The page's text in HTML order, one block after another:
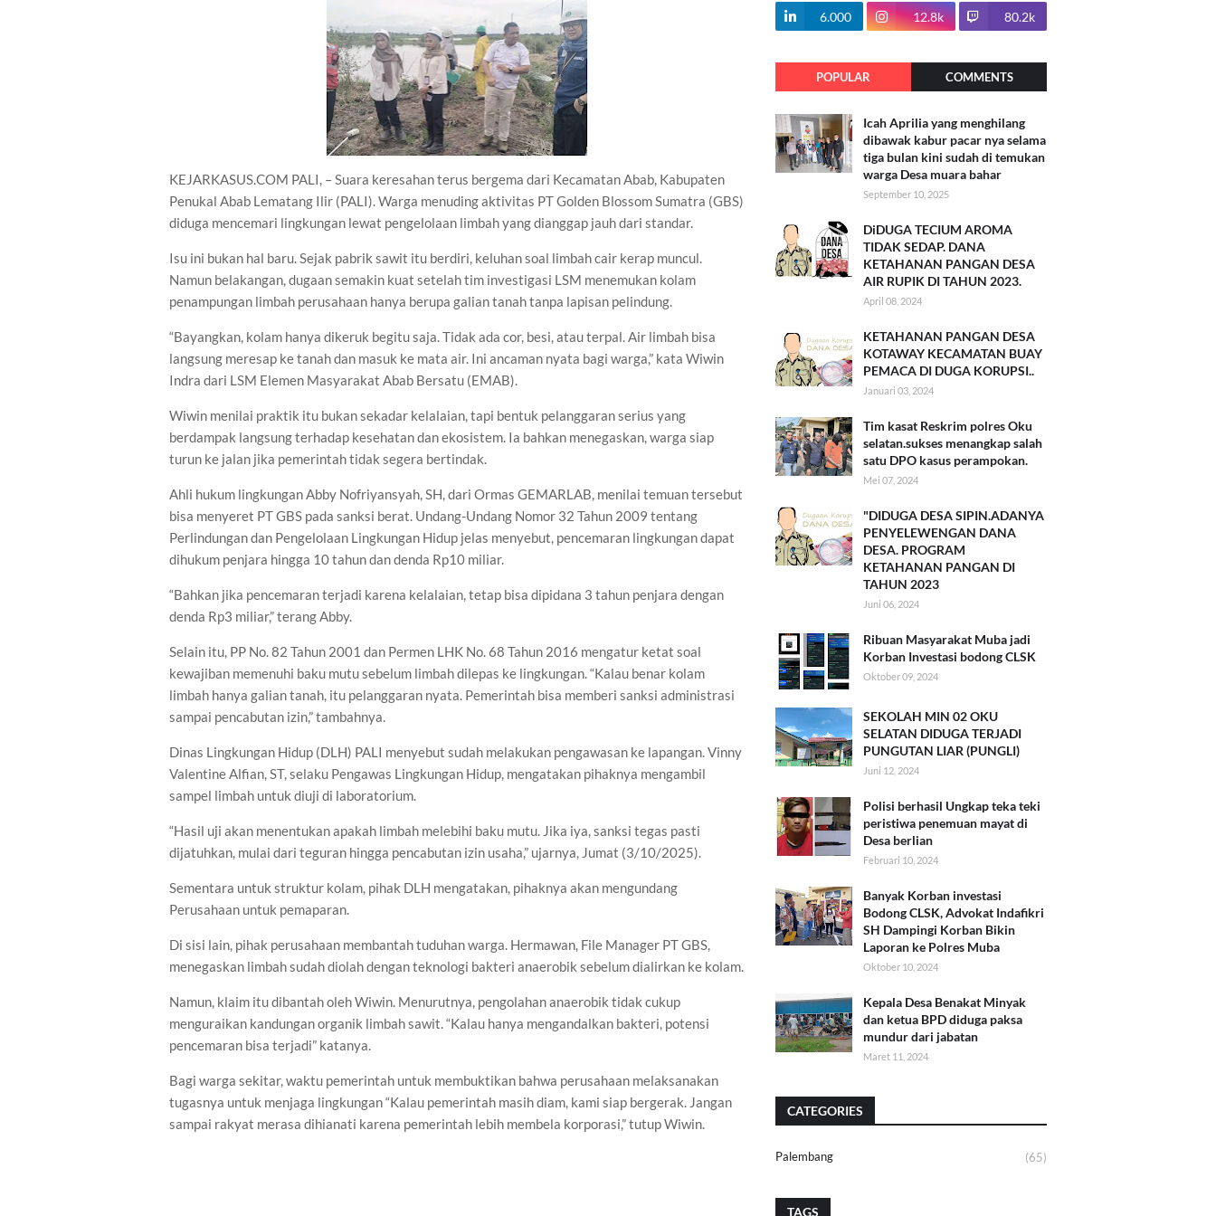
KEJARKASUS.COM PALI, – Suara keresahan terus bergema dari Kecamatan Abab, Kabupaten
Penukal Abab Lematang Ilir (PALI). Warga menuding aktivitas PT Golden Blossom Sumatra (GBS)
diduga mencemari lingkungan lewat pengelolaan limbah yang dianggap jauh dari standar.
Isu ini bukan hal baru. Sejak pabrik sawit itu berdiri, keluhan soal limbah cair kerap muncul.
Namun belakangan, dugaan semakin kuat setelah tim investigasi LSM menemukan kolam
penampungan limbah perusahaan hanya berupa galian tanah tanpa lapisan pelindung.
“Bayangkan, kolam hanya dikeruk begitu saja. Tidak ada cor, besi, atau terpal. Air limbah bisa
langsung meresap ke tanah dan masuk ke mata air. Ini ancaman nyata bagi warga,” kata Wiwin
Indra dari LSM Elemen Masyarakat Abab Bersatu (EMAB).
Wiwin menilai praktik itu bukan sekadar kelalaian, tapi bentuk pelanggaran serius yang
berdampak langsung terhadap kesehatan dan ekosistem. Ia bahkan menegaskan, warga siap
turun ke jalan jika pemerintah tidak segera bertindak.
Ahli hukum lingkungan Abby Nofriyansyah, SH, dari Ormas GEMARLAB, menilai temuan tersebut
bisa menyeret PT GBS pada sanksi berat. Undang-Undang Nomor 32 Tahun 2009 tentang
Perlindungan dan Pengelolaan Lingkungan Hidup jelas menyebut, pencemaran lingkungan dapat
dihukum penjara hingga 10 tahun dan denda Rp10 miliar.
“Bahkan jika pencemaran terjadi karena kelalaian, tetap bisa dipidana 3 tahun penjara dengan
denda Rp3 miliar,” terang Abby.
Selain itu, PP No. 82 Tahun 2001 dan Permen LHK No. 68 Tahun 2016 mengatur ketat soal
kewajiban memenuhi baku mutu sebelum limbah dilepas ke lingkungan. “Kalau benar kolam
limbah hanya galian tanah, itu pelanggaran nyata. Pemerintah bisa memberi sanksi administrasi
sampai pencabutan izin,” tambahnya.
Dinas Lingkungan Hidup (DLH) PALI menyebut sudah melakukan pengawasan ke lapangan. Vinny
Valentine Alfian, ST, selaku Pengawas Lingkungan Hidup, mengatakan pihaknya mengambil
sampel limbah untuk diuji di laboratorium.
“Hasil uji akan menentukan apakah limbah melebihi baku mutu. Jika iya, sanksi tegas pasti
dijatuhkan, mulai dari teguran hingga pencabutan izin usaha,” ujarnya, Jumat (3/10/2025).
Sementara untuk struktur kolam, pihak DLH mengatakan, pihaknya akan mengundang
Perusahaan untuk pemaparan.
Di sisi lain, pihak perusahaan membantah tuduhan warga. Hermawan, File Manager PT GBS,
menegaskan limbah sudah diolah dengan teknologi bakteri anaerobik sebelum dialirkan ke kolam.
Namun, klaim itu dibantah oleh Wiwin. Menurutnya, pengolahan anaerobik tidak cukup
menguraikan kandungan organik limbah sawit. “Kalau hanya mengandalkan bakteri, potensi
pencemaran bisa terjadi” katanya.
Bagi warga sekitar, waktu pemerintah untuk membuktikan bahwa perusahaan melaksanakan
tugasnya untuk menjaga lingkungan “Kalau pemerintah masih diam, kami siap bergerak. Jangan
sampai rakyat merasa dihianati karena pemerintah lebih membela korporasi,” tutup Wiwin.
100.7k
6.000 12.8k 80.2k
POPULAR COMMENTS
Icah Aprilia yang menghilang
dibawak kabur pacar nya selama
tiga bulan kini sudah di temukan
warga Desa muara bahar
September 10, 2025
DiDUGA TECIUM AROMA
TIDAK SEDAP. DANA
KETAHANAN PANGAN DESA
AIR RUPIK DI TAHUN 2023.
April 08, 2024
KETAHANAN PANGAN DESA
KOTAWAY KECAMATAN BUAY
PEMACA DI DUGA KORUPSI..
Januari 03, 2024
Tim kasat Reskrim polres Oku
selatan.sukses menangkap salah
satu DPO kasus perampokan.
Mei 07, 2024
"DIDUGA DESA SIPIN.ADANYA
PENYELEWENGAN DANA
DESA. PROGRAM
KETAHANAN PANGAN DI
TAHUN 2023
Juni 06, 2024
Ribuan Masyarakat Muba jadi
Korban Investasi bodong CLSK
Oktober 09, 2024
SEKOLAH MIN 02 OKU
SELATAN DIDUGA TERJADI
PUNGUTAN LIAR (PUNGLI)
Juni 12, 2024
Polisi berhasil Ungkap teka teki
peristiwa penemuan mayat di
Desa berlian
Februari 10, 2024
Banyak Korban investasi
Bodong CLSK, Advokat Indafikri
SH Dampingi Korban Bikin
Laporan ke Polres Muba
Oktober 10, 2024
Kepala Desa Benakat Minyak
dan ketua BPD diduga paksa
mundur dari jabatan
Maret 11, 2024
CATEGORIES
Palembang (65)
TAGS